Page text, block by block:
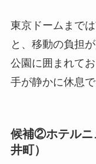
東京ドームまで
と、移動の負担
公園に囲まれて
手が静かに休息
候補②ホテルニ
井町）